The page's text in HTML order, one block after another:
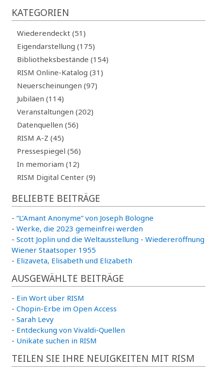
KATEGORIEN
Wiederendeckt (51)
Eigendarstellung (175)
Bibliotheksbestände (154)
RISM Online-Katalog (31)
Neuerscheinungen (97)
Jubiläen (114)
Veranstaltungen (202)
Datenquellen (56)
RISM A-Z (45)
Pressespiegel (56)
In memoriam (12)
RISM Digital Center (9)
BELIEBTE BEITRÄGE
- “L’Amant Anonyme” von Joseph Bologne
- Werke, die 2023 gemeinfrei werden
- Scott Joplin und die Weltausstellung - Wiedereröffnung
Wiener Staatsoper 1955
- Elizaveta, Elisabeth und Elizabeth
AUSGEWÄHLTE BEITRÄGE
- Ein Wort über RISM
- Chopin-Erbe im Open Access
- Sarah Levy
- Entdeckung von Vivaldi-Quellen
- Unikate suchen in RISM
TEILEN SIE IHRE NEUIGKEITEN MIT RISM